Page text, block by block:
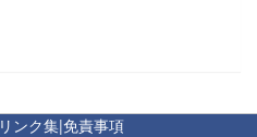
リンク集|免責事項